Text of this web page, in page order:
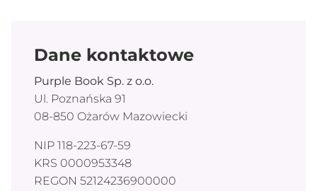
Dane kontaktowe
Purple Book Sp. z o.o.
Ul. Poznańska 91
08-850 Ożarów Mazowiecki
NIP 118-223-67-59
KRS 0000953348
REGON 52124236900000